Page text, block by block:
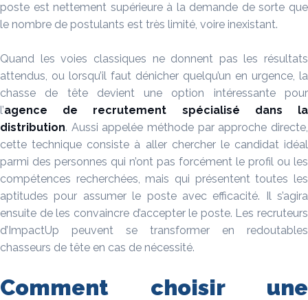
poste est nettement supérieure à la demande de sorte que
le nombre de postulants est très limité, voire inexistant.
Quand les voies classiques ne donnent pas les résultats
attendus, ou lorsqu’il faut dénicher quelqu’un en urgence, la
chasse de tête devient une option intéressante pour
l’agence de recrutement spécialisé dans la
distribution. Aussi appelée méthode par approche directe,
cette technique consiste à aller chercher le candidat idéal
parmi des personnes qui n’ont pas forcément le profil ou les
compétences recherchées, mais qui présentent toutes les
aptitudes pour assumer le poste avec efficacité. Il s’agira
ensuite de les convaincre d’accepter le poste. Les recruteurs
d’ImpactUp peuvent se transformer en redoutables
chasseurs de tête en cas de nécessité.
Comment choisir une